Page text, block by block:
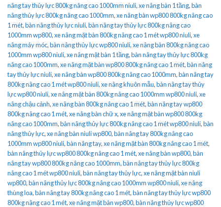
nâng tay thủy lực 800kg nâng cao 1000mm niuli,xe nâng bàn 1 tầng,bàn
nâng thủy lực 800kg nâng cao 1000mm,xe nâng bàn wp800 800kg nâng cao
1 mét,bàn nâng thủy lực niuli,bàn nâng tay thủy lực 800kg nâng cao
1000mm wp800,xe nâng mặt bàn 800kg nâng cao 1 mét wp800 niuli,xe
nâng máy móc,bàn nâng thủy lực wp800 niuli,xe nâng bàn 800kg nâng cao
1000mm wp800 niuli,xe nâng mặt bàn 1 tầng,bàn nâng tay thủy lực 800kg
nâng cao 1000mm,xe nâng mặt bàn wp800 800kg nâng cao 1 mét,bàn nâng
tay thủy lực niuli,xe nâng bàn wp800 800kg nâng cao 1000mm,bàn nâng tay
800kg nâng cao 1 mét wp800 niuli,xe nâng khuôn mẫu,bàn nâng tay thủy
lực wp800 niuli,xe nâng mặt bàn 800kg nâng cao 1000mm wp800 niuli,xe
nâng chậu cảnh,xe nâng bàn 800kg nâng cao 1 mét,bàn nâng tay wp800
800kg nâng cao 1 mét,xe nâng bàn chữ x,xe nâng mặt bàn wp800 800kg
nâng cao 1000mm,bàn nâng thủy lực 800kg nâng cao 1 mét wp800 niuli,bàn
nâng thủy lực,xe nâng bàn niuli wp800,bàn nâng tay 800kg nâng cao
1000mm wp800 niuli,bàn nâng tay,xe nâng mặt bàn 800kg nâng cao 1 mét,
bàn nâng thủy lực wp800 800kg nâng cao 1 mét,xe nâng bàn wp800,bàn
nâng tay wp800 800kg nâng cao 1000mm,bàn nâng tay thủy lực 800kg
nâng cao 1 mét wp800 niuli,bàn nâng tay thủy lực,xe nâng mặt bàn niuli
wp800,bàn nâng thủy lực 800kg nâng cao 1000mm wp800 niuli,xe nâng
thùng loa,bàn nâng tay 800kg nâng cao 1 mét,bàn nâng tay thủy lực wp800
800kg nâng cao 1 mét,xe nâng mặt bàn wp800,bàn nâng thủy lực wp800